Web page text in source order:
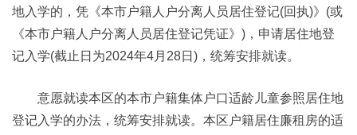
地入学的，凭《本市户籍人户分离人员居住登记(回执)》(或
《本市户籍人户分离人员居住登记凭证》)，申请居住地登
记入学(截止日为2024年4月28日)，统筹安排就读。
意愿就读本区的本市户籍集体户口适龄儿童参照居住地
登记入学的办法，统筹安排就读。本区户籍居住廉租房的适